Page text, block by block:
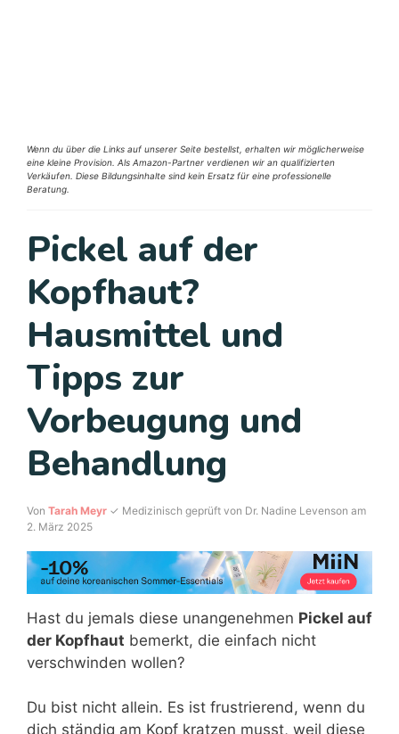
Wenn du über die Links auf unserer Seite bestellst, erhalten wir möglicherweise
eine kleine Provision. Als Amazon-Partner verdienen wir an qualifizierten
Verkäufen. Diese Bildungsinhalte sind kein Ersatz für eine professionelle
Beratung.
Pickel auf der
Kopfhaut?
Hausmittel und
Tipps zur
Vorbeugung und
Behandlung
Von Tarah Meyr ✓ Medizinisch geprüft von Dr. Nadine Levenson am
2. März 2025
Hast du jemals diese unangenehmen Pickel auf
der Kopfhaut bemerkt, die einfach nicht
verschwinden wollen?
Du bist nicht allein. Es ist frustrierend, wenn du
dich ständig am Kopf kratzen musst, weil diese